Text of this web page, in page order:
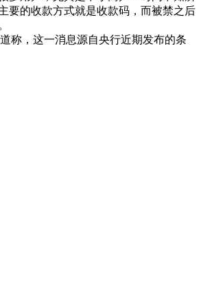
要的收款方式就是收款码，而被禁之后
称，这一消息源自央行近期发布的条